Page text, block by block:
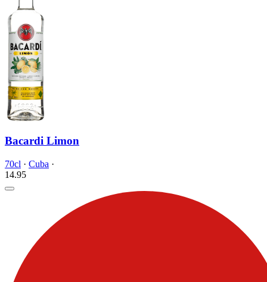
Bacardi Limon
70cl · Cuba ·
14.95